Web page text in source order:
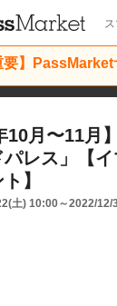
要】
10月〜11月
パレス」【
】
土) 10:00～2022/12/